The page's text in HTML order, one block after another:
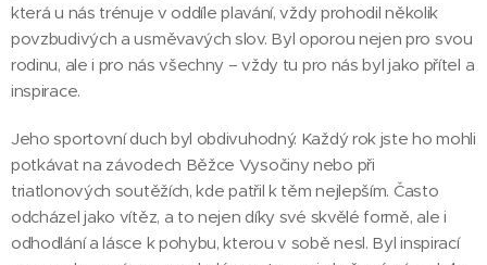
která u nás trénuje v oddíle plavání, vždy prohodil několik
povzbudivých a usměvavých slov. Byl oporou nejen pro svou
rodinu, ale i pro nás všechny – vždy tu pro nás byl jako přítel a
inspirace.
Jeho sportovní duch byl obdivuhodný. Každý rok jste ho mohli
potkávat na závodech Běžce Vysočiny nebo při
triatlonových soutěžích, kde patřil k těm nejlepším. Často
odcházel jako vítěz, a to nejen díky své skvělé formě, ale i
odhodlání a lásce k pohybu, kterou v sobě nesl. Byl inspirací